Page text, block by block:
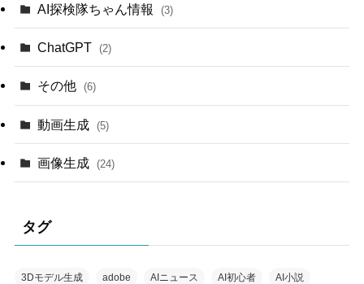
AI探検隊ちゃん情報 (3)
ChatGPT (2)
その他 (6)
動画生成 (5)
画像生成 (24)
タグ
3Dモデル生成 adobe AIニュース AI初心者 AI小説